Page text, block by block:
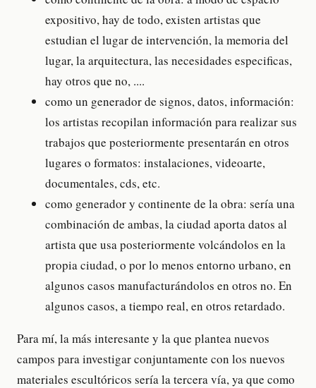
expositivo, hay de todo, existen artistas que
estudian el lugar de intervención, la memoria del
lugar, la arquitectura, las necesidades especificas,
hay otros que no, ....
como un generador de signos, datos, información:
los artistas recopilan información para realizar sus
trabajos que posteriormente presentarán en otros
lugares o formatos: instalaciones, videoarte,
documentales, cds, etc.
como generador y continente de la obra: sería una
combinación de ambas, la ciudad aporta datos al
artista que usa posteriormente volcándolos en la
propia ciudad, o por lo menos entorno urbano, en
algunos casos manufacturándolos en otros no. En
algunos casos, a tiempo real, en otros retardado.
Para mí, la más interesante y la que plantea nuevos
campos para investigar conjuntamente con los nuevos
materiales escultóricos sería la tercera vía, ya que como